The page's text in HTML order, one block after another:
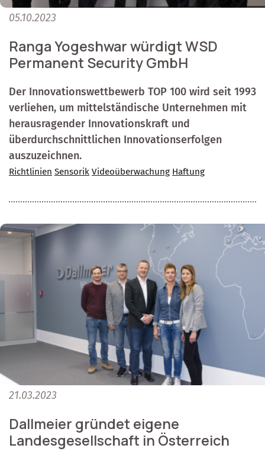
05.10.2023
Ranga Yogeshwar würdigt WSD
Permanent Security GmbH
Der Innovationswettbewerb TOP 100 wird seit 1993
verliehen, um mittelständische Unternehmen mit
herausragender Innovationskraft und
überdurchschnittlichen Innovationserfolgen
auszuzeichnen.
Richtlinien Sensorik Videoüberwachung Haftung
21.03.2023
Dallmeier gründet eigene
Landesgesellschaft in Österreich